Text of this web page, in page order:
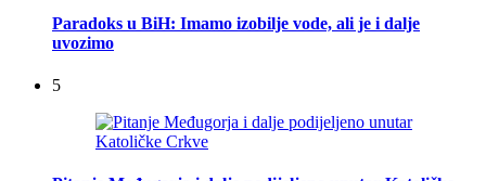
Paradoks u BiH: Imamo izobilje vode, ali je i dalje
uvozimo
5